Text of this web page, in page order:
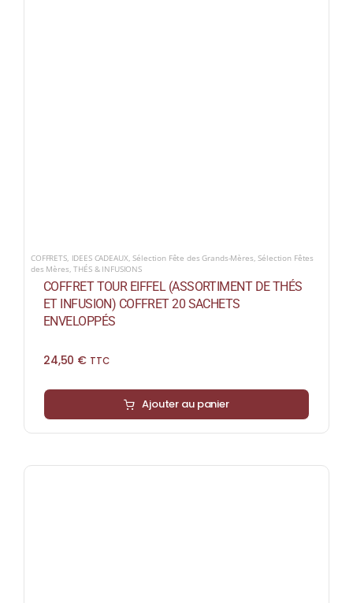
COFFRETS, IDEES CADEAUX,Sélection Fête des Grands-Mères,Sélection Fêtes
des Mères,THÉS & INFUSIONS
COFFRET TOUR EIFFEL (ASSORTIMENT DE THÉS
ET INFUSION) COFFRET 20 SACHETS
ENVELOPPÉS
24,50 € TTC
Ajouter au panier